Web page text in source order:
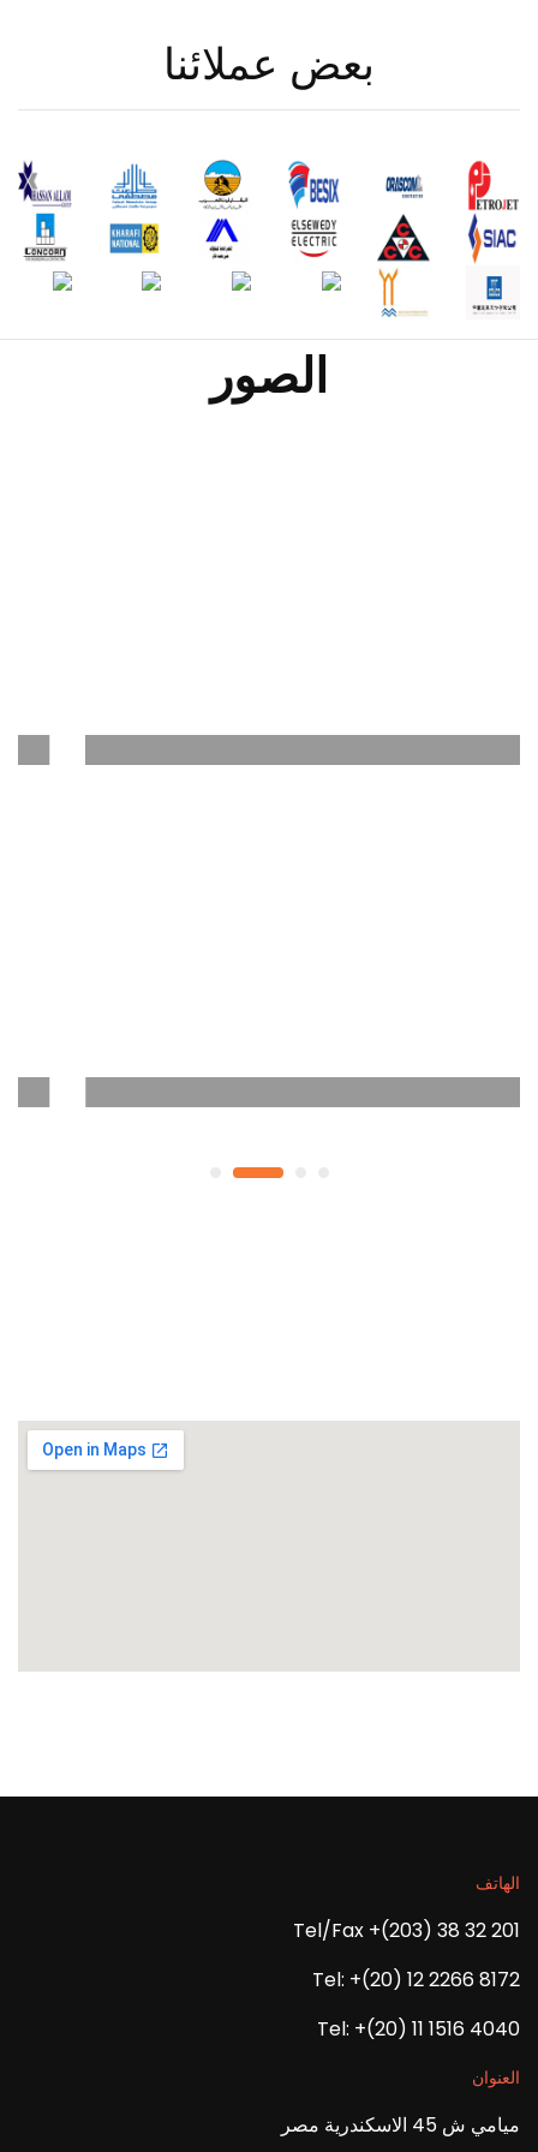
بعض عملائنا
الصور
الهاتف
Tel/Fax +(203) 38 32 201
Tel: +(20) 12 2266 8172
Tel: +(20) 11 1516 4040
العنوان
ميامي ش 45 الاسكندرية مصر